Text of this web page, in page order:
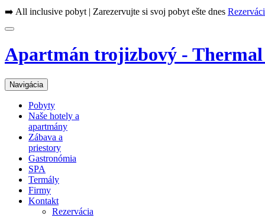
➡️ All inclusive pobyt | Zarezervujte si svoj pobyt ešte dnes
Apartmán trojizbový -
Navigácia
Pobyty
Naše hotely a
apartmány
Zábava a
priestory
Gastronómia
SPA
Termály
Firmy
Kontakt
Rezervácia